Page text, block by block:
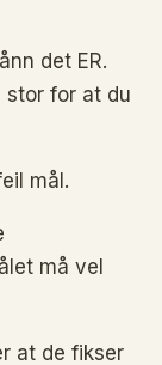
det ER.
stor for at du
mål.
må vel
at de fikser